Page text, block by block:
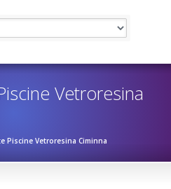
Vetroresina
Piscine Vetroresina Ciminna